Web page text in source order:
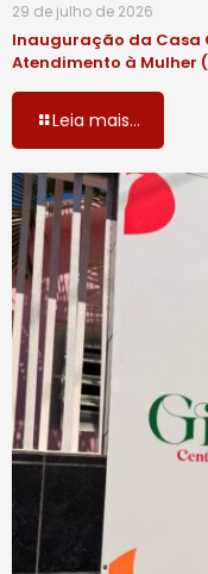
29 de julho de 2026
Inauguração da Casa
Atendimento à Mulher
Leia mais...